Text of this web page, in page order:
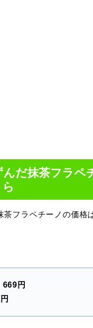
だ抹茶フラペ
茶フラペチーノの価格
669円